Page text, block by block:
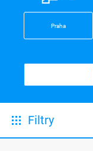
Praha
Filtry